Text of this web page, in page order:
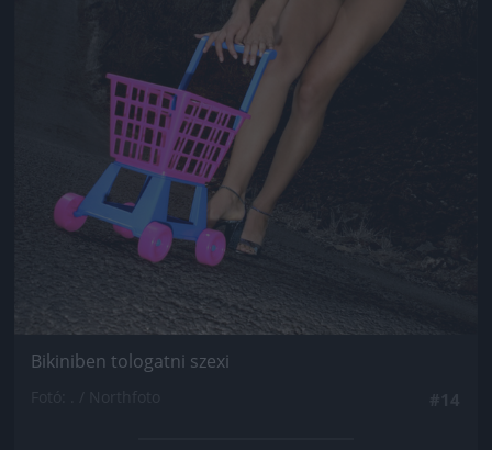
Bikiniben tologatni szexi